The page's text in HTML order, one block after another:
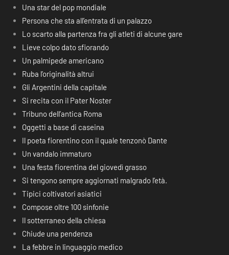
Una star del pop mondiale
Persona che sta all’entrata di un palazzo
Lo scarto alla partenza fra gli atleti di alcune gare
Lieve colpo dato sfiorando
Un palmipede americano
Ruba l’originalità altrui
Gli Argentini della capitale
Si recita con il Pater Noster
Tribuno dell’antica Roma
Oggetti a base di caseina
Il poeta fiorentino con il quale tenzonò Dante
Un vandalo immaturo
Una festa fiorentina del giovedì grasso
Si tengono sempre aggiornati malgrado l’età.
Tipici coltivatori asiatici
Compose oltre 100 sinfonie
Il sotterraneo della chiesa
Chiude una pendenza
La febbre in linguaggio medico